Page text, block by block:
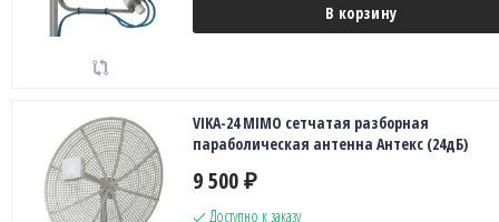
В корзину
VIKA-24 MIMO сетчатая разборная
параболическая антенна Антекс (24дБ)
9 500 ₽
Доступно к заказу